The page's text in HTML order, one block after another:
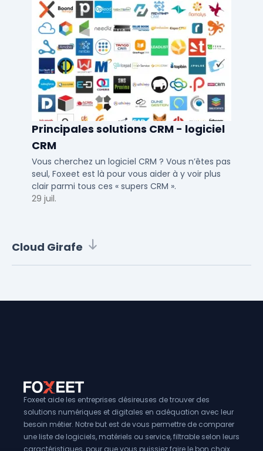
Principales solutions CRM - logiciel
CRM
Vous cherchez un logiciel CRM ? Vous n’êtes pas
seul, Foxeet est là pour vous aider à y voir plus
clair parmi tous ces « supers CRM ».
29 juil.
Cloud Girafe
Foxeet aide les entreprises désireuses de trouver des
solutions numériques et digitales en adéquation avec leur
besoin métier. Notre but est de vous permettre de comparer
une liste de logiciels, matériels ou service, filtrable selon leurs
caractéristiques, pour que vous puissiez faire le bon choix